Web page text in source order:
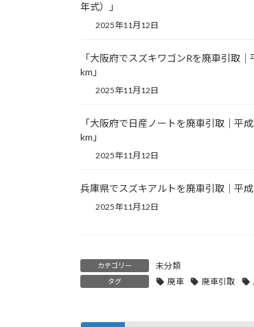
年式）」
2025年11月12日
「大阪府でスズキワゴンRを廃車引取
km」
2025年11月12日
「大阪府で日産ノートを廃車引取｜平
km」
2025年11月12日
兵庫県でスズキアルトを廃車引取｜平
2025年11月12日
カテゴリー 未分類
タグ 廃車 廃車引取